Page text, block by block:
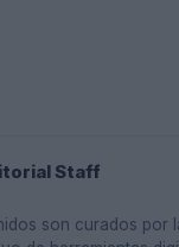
Staff
son curados por